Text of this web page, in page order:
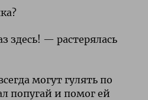
здесь! — растерялась
могут гулять по
попугай и помог ей